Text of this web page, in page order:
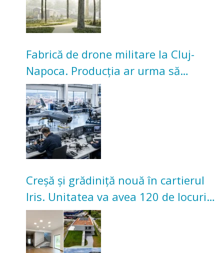
Fabrică de drone militare la Cluj-
Napoca. Producția ar urma să
înceapă în toamna acestui an
Creșă și grădiniță nouă în cartierul
Iris. Unitatea va avea 120 de locuri
pentru copii